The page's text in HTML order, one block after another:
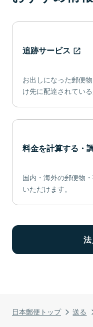
日本郵便トップ 送る
追跡サービス
お出しになった郵便
け先に配達されてい
料金を計算する・
国内・海外の郵便物
いただけます。